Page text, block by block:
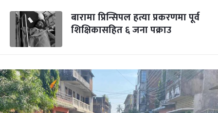
बारामा प्रिन्सिपल हत्या प्रकरणमा पूर्व
शिक्षिकासहित ६ जना पक्राउ